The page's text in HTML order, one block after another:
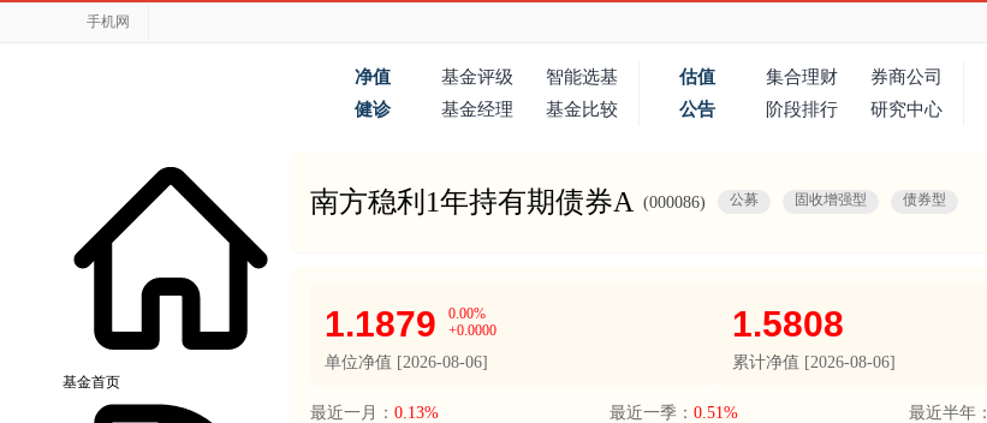
手机网
净值 基金评级
智能选基
健诊
基金经理 基金比较
估值 集合理财
券商公司
公告
阶段排行 研究中心
基金首页
南方稳利1年持有期债券A (000086) 公募 固收增强型 债券型
1.1879
0.00%
+0.0000
单位净值 [2026-08-06]
1.5808
累计净值 [2026-08-06]
最近一月： 0.13% 最近一季： 0.51% 最近半年：